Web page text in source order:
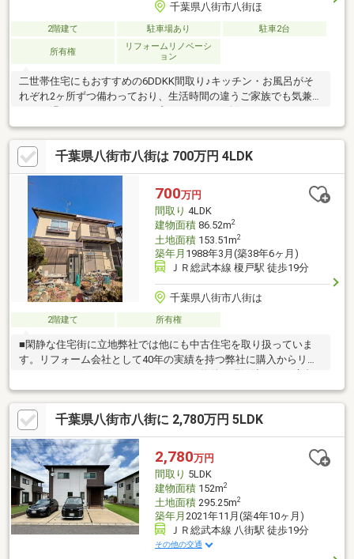
千葉県八街市八街ほ
2階建て 駐車場あり 駐車2台
所有権
リフォームリノベーシ
ョン
二世帯住宅にもおすすめの6DDKK間取り♪キッチン・お風呂がそ
れぞれ2ヶ所ずつ備わっており、生活時間の違うご家族でも気兼ね
距離感で暮らせるのが魅力です。大家族や親世帯・子世帯での同
居をご検討の方にも最適な住まいです。
千葉県八街市八街は 700万円 4LDK
700万円
間取り 4LDK
建物面積86.52m2
土地面積153.51m2
築年月 1988年3月(築38年6ヶ月)
ＪＲ総武本線 榎戸駅 徒歩19分
千葉県八街市八街は
2階建て 所有権
■閑静な住宅街に立地弊社では他にも中古住宅を取り扱っていま
す。リフォーム会社として40年の実績を持つ弊社に購入からリフ
責任免責となります。（相談可）
千葉県八街市八街に 2,780万円 5LDK
2,780万円
間取り 5LDK
建物面積152m2
土地面積295.25m2
築年月 2021年11月(築4年10ヶ月)
ＪＲ総武本線 八街駅 徒歩19分
その他の交通